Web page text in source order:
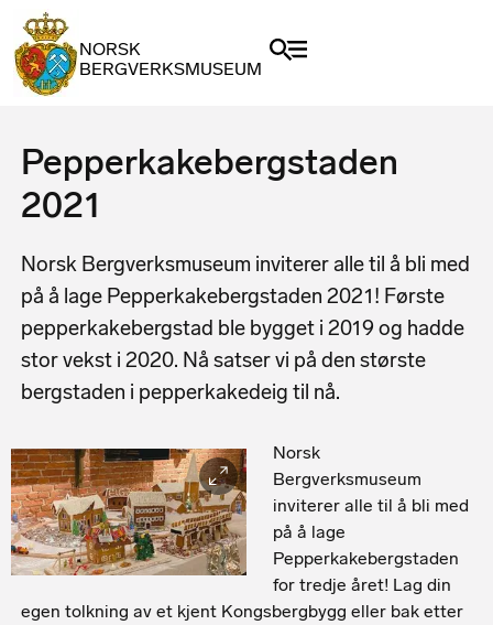
NORSK
BERGVERKSMUSEUM
Pepperkakebergstaden
2021
Norsk Bergverksmuseum inviterer alle til å bli med
på å lage Pepperkakebergstaden 2021! Første
pepperkakebergstad ble bygget i 2019 og hadde
stor vekst i 2020. Nå satser vi på den største
bergstaden i pepperkakedeig til nå.
Norsk
Bergverksmuseum
inviterer alle til å bli med
på å lage
Pepperkakebergstaden
for tredje året! Lag din
egen tolkning av et kjent Kongsbergbygg eller bak etter